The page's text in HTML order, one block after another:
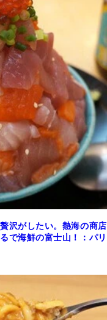
沢がしたい。熱海の商店
で海鮮の富士山！：パリ